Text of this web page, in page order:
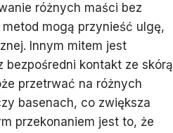
różnych maści bez
mogą przynieść ulgę,
Innym mitem jest
kontakt ze skórą
przetrwać na różnych
basenach, co zwiększa
przekonaniem jest to, że